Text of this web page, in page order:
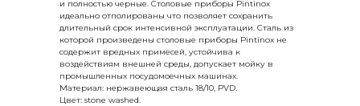
и полностью черные. Столовые приборы Pintinox
идеально отполированы что позволяет сохранить
длительный срок интенсивной эксплуатации. Сталь из
которой произведены столовые приборы Pintinox не
содержит вредных примесей, устойчива к
воздействиям внешней среды, допускает мойку в
промышленных посудомоечных машинах.
Материал: нержавеющая сталь 18/10, PVD.
Цвет: stone washed.